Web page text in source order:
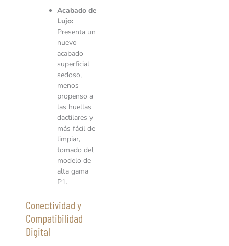
Acabado de
Lujo:
Presenta un
nuevo
acabado
superficial
sedoso,
menos
propenso a
las huellas
dactilares y
más fácil de
limpiar,
tomado del
modelo de
alta gama
P1.
Conectividad y
Compatibilidad
Digital